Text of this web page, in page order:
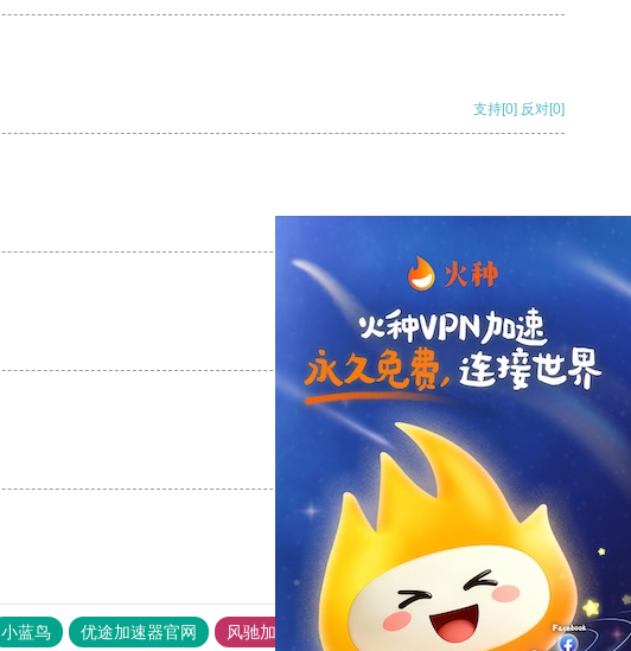
支持[0] 反对[0]
支持 [0] 反对 [0]
支持
小蓝鸟 优途加速器官网 风驰加速器 旋风加速器